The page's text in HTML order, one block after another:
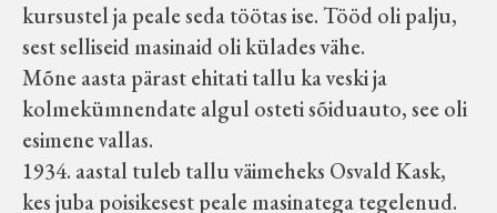
kursustel ja peale seda töötas ise. Tööd oli palju,
sest selliseid masinaid oli külades vähe.
Mõne aasta pärast ehitati tallu ka veski ja
kolmekümnendate algul osteti sõiduauto, see oli
esimene vallas.
1934. aastal tuleb tallu väimeheks Osvald Kask,
kes juba poisikesest peale masinatega tegelenud.